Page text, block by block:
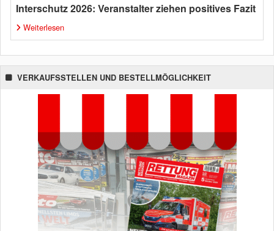
Interschutz 2026: Veranstalter ziehen positives Fazit
Weiterlesen
VERKAUFSSTELLEN UND BESTELLMÖGLICHKEIT